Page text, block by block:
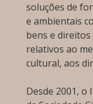
soluções de
e ambientais
bens e
relativos ao
cultural, aos
Desde 2001, o